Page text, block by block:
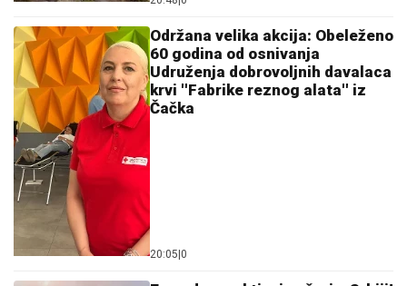
Pre mesec dana nosila kragnu, a sinoć u Guči! Dejan
Petrović o napadu na ćerku i umešanosti brata MMA
borca
10Otkrila pod kojim uslovima bi ušla,
cifra je ogromna: Spomenula i skandal
sa Dragojevićem